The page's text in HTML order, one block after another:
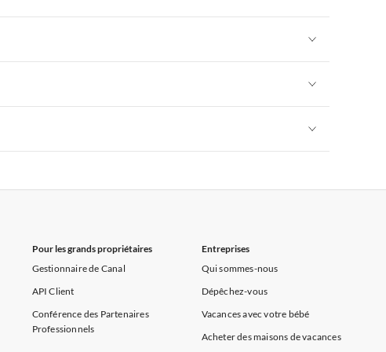
de la France Appartements de Vacances à Provence
de la France Appartements de Vacances à Provence
de la France Appartements de Vacances à Provence
de la France Appartements de Vacances à Provence
Pour les grands propriétaires
Gestionnaire de Canal
API Client
Conférence des Partenaires
Professionnels
Entreprises
Qui sommes-nous
Dépêchez-vous
Vacances avec votre bébé
Acheter des maisons de vacances